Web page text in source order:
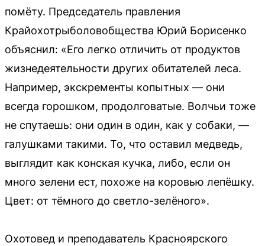
помёту. Председатель правления
Крайохотрыболовобщества Юрий Борисенко
объяснил: «Его легко отличить от продуктов
жизнедеятельности других обитателей леса.
Например, экскременты копытных — они
всегда горошком, продолговатые. Волчьи тоже
не спутаешь: они один в один, как у собаки, —
галушками такими. То, что оставил медведь,
выглядит как конская кучка, либо, если он
много зелени ест, похоже на коровью лепёшку.
Цвет: от тёмного до светло-зелёного».
Охотовед и преподаватель Красноярского